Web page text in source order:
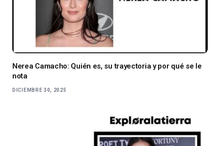
Nerea Camacho: Quién es, su trayectoria y por qué se le
nota
DICIEMBRE 30, 2025